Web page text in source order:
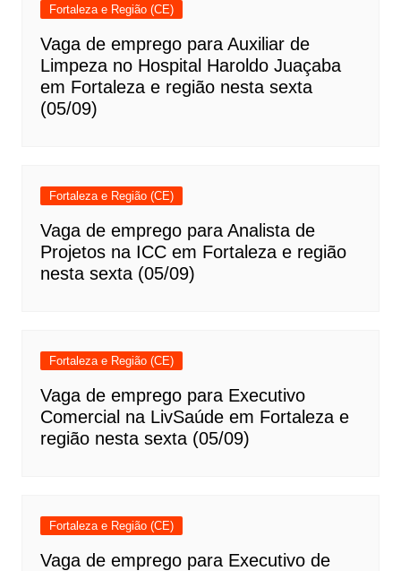
Fortaleza e Região (CE)
Vaga de emprego para Auxiliar de
Limpeza no Hospital Haroldo Juaçaba
em Fortaleza e região nesta sexta
(05/09)
Fortaleza e Região (CE)
Vaga de emprego para Analista de
Projetos na ICC em Fortaleza e região
nesta sexta (05/09)
Fortaleza e Região (CE)
Vaga de emprego para Executivo
Comercial na LivSaúde em Fortaleza e
região nesta sexta (05/09)
Fortaleza e Região (CE)
Vaga de emprego para Executivo de